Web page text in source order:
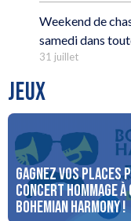
Weekend de
samedi dans
31 juillet
JEUX
Gagnez vos places
concert Hommage à
Bohemian Harmony !